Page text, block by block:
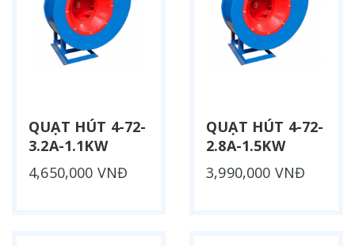
QUẠT HÚT 4-72-
3.2A-1.1KW
4,650,000 VNĐ
QUẠT HÚT 4-72-
2.8A-1.5KW
3,990,000 VNĐ